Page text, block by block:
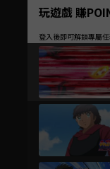
玩遊戲 賺